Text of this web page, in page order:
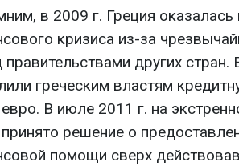
в 2009 г. Греция
кризиса из-за
правительствами других
греческим властям
В июле 2011 г. на
решение о
помощи сверх